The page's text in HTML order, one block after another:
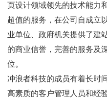
页设计领域领先的技术能力
超值的服务，在公司自成立
业单位、政府机关提供了建
的商业信誉，完善的服务及
位。
冲浪者科技的成员有着长时
高素质的客户管理人员和经